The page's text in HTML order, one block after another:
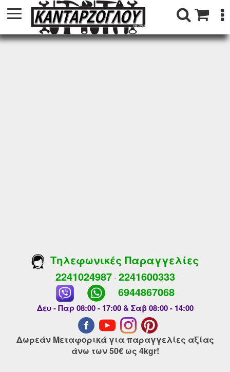
Τηλεφωνικές Παραγγελίες
2241024987- 2241600333
6944867068
Δευ - Παρ 08:00 - 17:00 & Σαβ 08:00 - 14:00
Δωρεάν Μεταφορικά για παραγγελίες αξίας
άνω των 50€ ως 4kgr!